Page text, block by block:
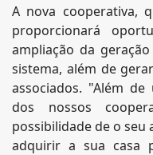
A nova cooperativa,
proporcionará
ampliação da
sistema, além de
associados. "Além
dos nossos
possibilidade de o seu
adquirir a sua casa